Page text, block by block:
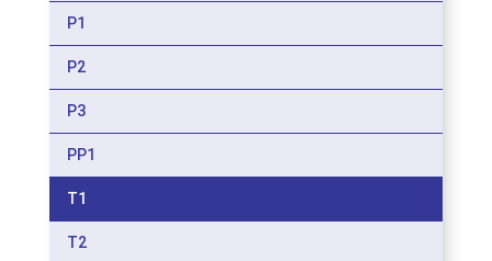
P1
P2
P3
PP1
T1
T2